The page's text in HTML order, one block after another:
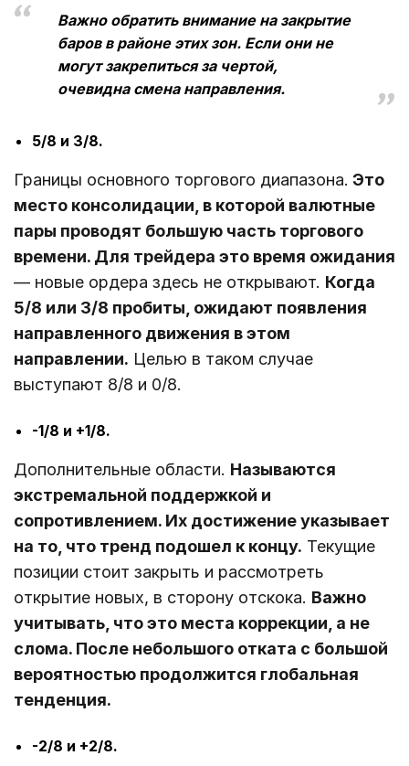
Важно обратить внимание на закрытие
баров в районе этих зон. Если они не
могут закрепиться за чертой,
очевидна смена направления.
5/8 и 3/8.
Границы основного торгового диапазона. Это
место консолидации, в которой валютные
пары проводят большую часть торгового
времени. Для трейдера это время ожидания
― новые ордера здесь не открывают. Когда
5/8 или 3/8 пробиты, ожидают появления
направленного движения в этом
направлении. Целью в таком случае
выступают 8/8 и 0/8.
-1/8 и +1/8.
Дополнительные области. Называются
экстремальной поддержкой и
сопротивлением. Их достижение указывает
на то, что тренд подошел к концу. Текущие
позиции стоит закрыть и рассмотреть
открытие новых, в сторону отскока. Важно
учитывать, что это места коррекции, а не
слома. После небольшого отката с большой
вероятностью продолжится глобальная
тенденция.
-2/8 и +2/8.